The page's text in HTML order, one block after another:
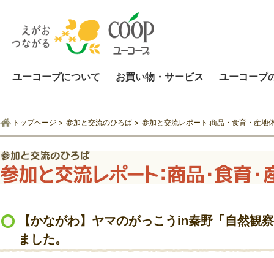
ユーコープについて お買い物・サービス ユーコープ
トップページ 参加と交流のひろば 参加と交流レポート:商品・食育・産地
【かながわ】ヤマのがっこうin秦野「自然観
ました。